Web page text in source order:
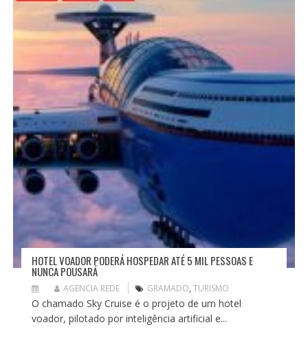
HOTEL VOADOR PODERÁ HOSPEDAR ATÉ 5 MIL PESSOAS E
NUNCA POUSARÁ
AGENCIA REDE GRAMADO, TURISMO
O chamado Sky Cruise é o projeto de um hotel
voador, pilotado por inteligência artificial e...